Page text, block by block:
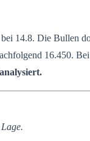
14.8. Die Bullen
16.450.